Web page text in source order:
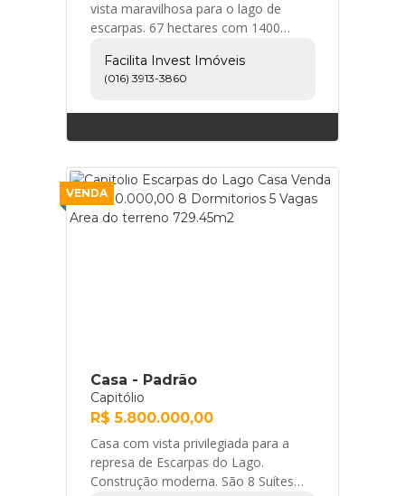
vista maravilhosa para o lago de
escarpas. 67 hectares com 1400
Facilita Invest Imóveis
Facilita Invest Imóveis
(016) 3913-3860
VENDA
Casa - Padrão
Capitólio
R$ 5.800.000,00
Casa com vista privilegiada para a
represa de Escarpas do Lago.
Construção moderna. São 8 Suítes